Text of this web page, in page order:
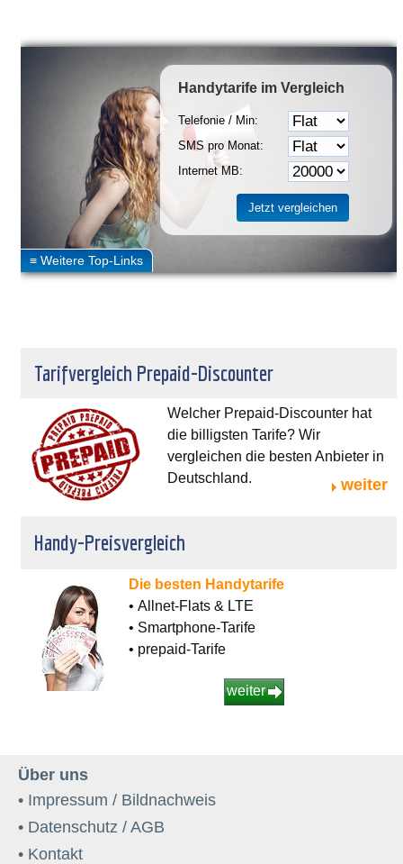
Handytarife im Vergleich
Telefonie / Min:
SMS pro Monat:
Internet MB:
Tarifvergleich Prepaid-Discounter
Welcher Prepaid-Discounter hat
die billigsten Tarife? Wir
vergleichen die besten Anbieter in
Deutschland.
weiter
Handy-Preisvergleich
Die besten Handytarife
• Allnet-Flats & LTE
• Smartphone-Tarife
• prepaid-Tarife
weiter
Über uns
• Impressum / Bildnachweis
• Datenschutz / AGB
• Kontakt